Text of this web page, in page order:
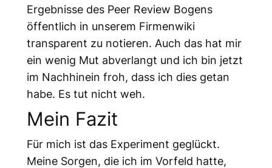
Ergebnisse des Peer Review Bogens
öffentlich in unserem Firmenwiki
transparent zu notieren. Auch das hat mir
ein wenig Mut abverlangt und ich bin jetzt
im Nachhinein froh, dass ich dies getan
habe. Es tut nicht weh.
Mein Fazit
Für mich ist das Experiment geglückt.
Meine Sorgen, die ich im Vorfeld hatte,